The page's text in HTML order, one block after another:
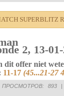
SUPERBLITZ
2, 13-01-
dit offer niet
11-17 (45...21-27
ПРОСМОТРОВ: 893